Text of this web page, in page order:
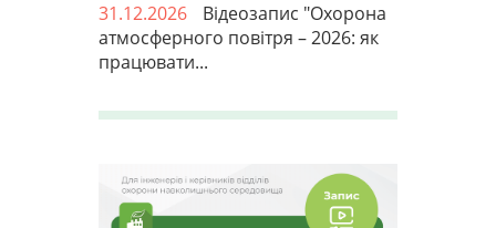
31.12.2026
Відеозапис "Охорона
атмосферного повітря – 2026: як
працювати...